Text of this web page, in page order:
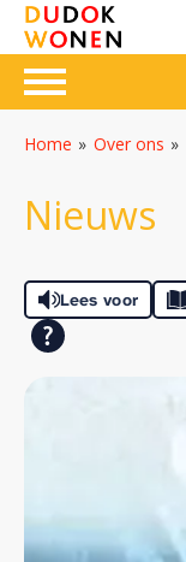
Naar de homepage
Ga naar Hoofd
Home Over ons
Nieuws
Lees voor